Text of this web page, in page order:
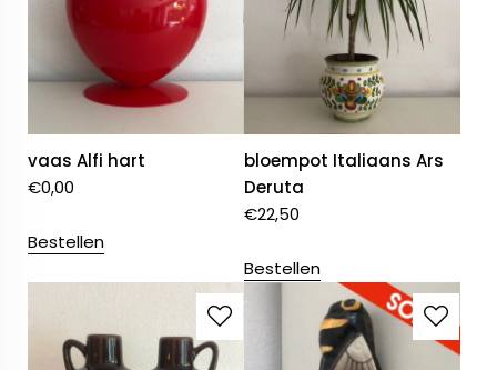
vaas Alfi hart
€0,00
Bestellen
bloempot Italiaans Ars
Deruta
€22,50
Bestellen